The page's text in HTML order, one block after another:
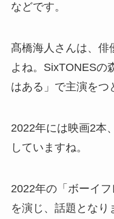
などです。
髙橋海人さんは、俳
よね。SixTONESの
はある」で主演をつ
2022年には映画2本
していますね。
2022年の「ボーイ
を演じ、話題となり